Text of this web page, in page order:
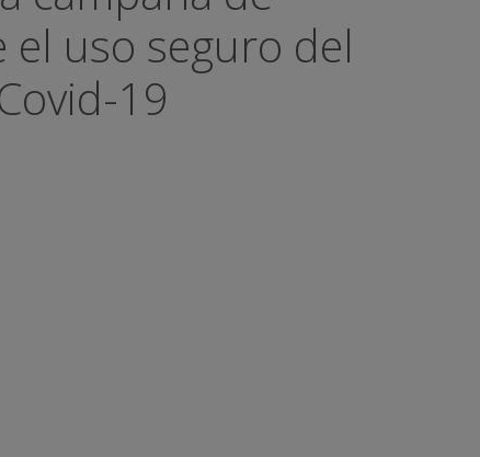
uso seguro del
19